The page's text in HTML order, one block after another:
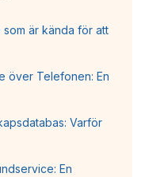
är kända för att
över Telefonen: En
Varför
En